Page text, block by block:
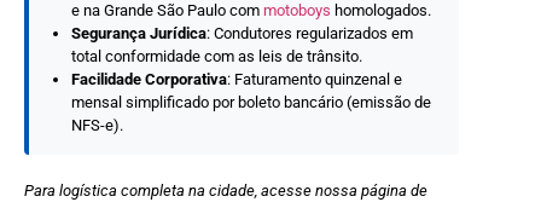
e na Grande São Paulo com motoboys homologados.
Segurança Jurídica: Condutores regularizados em
total conformidade com as leis de trânsito.
Facilidade Corporativa: Faturamento quinzenal e
mensal simplificado por boleto bancário (emissão de
NFS-e).
Para logística completa na cidade, acesse nossa página de